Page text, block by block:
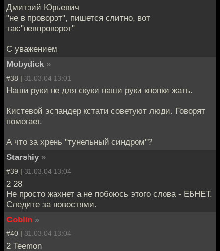
Дмитрий Юрьевич
"не в проворот", пишется слитно, вот
так:"невпроворот"
С уважением
Mobydick »
#38 | 31.03.04 13:01
Наши руки не для скуки наши руки кнопки жать.
Кистевой эспандер кстати советуют люди. Говорят
помогает.
А что за хрень "тунельный синдром"?
Starshiy »
#39 | 31.03.04 13:04
2 28
Не просто жахнет а не побоюсь этого слова - ЕБНЕТ.
Следите за новостями.
Goblin »
#40 | 31.03.04 13:04
2 Teemon